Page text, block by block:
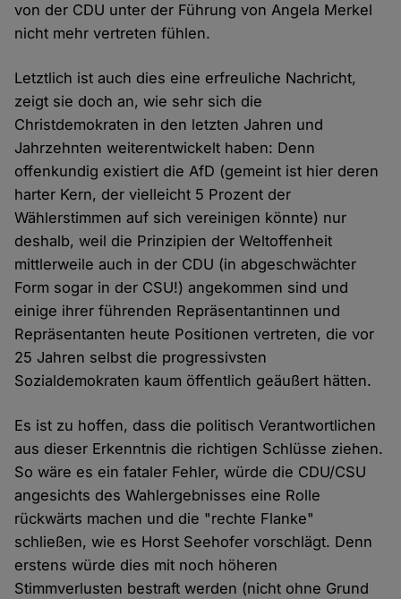
von der CDU unter der Führung von Angela Merkel
nicht mehr vertreten fühlen.
Letztlich ist auch dies eine erfreuliche Nachricht,
zeigt sie doch an, wie sehr sich die
Christdemokraten in den letzten Jahren und
Jahrzehnten weiterentwickelt haben: Denn
offenkundig existiert die AfD (gemeint ist hier deren
harter Kern, der vielleicht 5 Prozent der
Wählerstimmen auf sich vereinigen könnte) nur
deshalb, weil die Prinzipien der Weltoffenheit
mittlerweile auch in der CDU (in abgeschwächter
Form sogar in der CSU!) angekommen sind und
einige ihrer führenden Repräsentantinnen und
Repräsentanten heute Positionen vertreten, die vor
25 Jahren selbst die progressivsten
Sozialdemokraten kaum öffentlich geäußert hätten.
Es ist zu hoffen, dass die politisch Verantwortlichen
aus dieser Erkenntnis die richtigen Schlüsse ziehen.
So wäre es ein fataler Fehler, würde die CDU/CSU
angesichts des Wahlergebnisses eine Rolle
rückwärts machen und die "rechte Flanke"
schließen, wie es Horst Seehofer vorschlägt. Denn
erstens würde dies mit noch höheren
Stimmverlusten bestraft werden (nicht ohne Grund